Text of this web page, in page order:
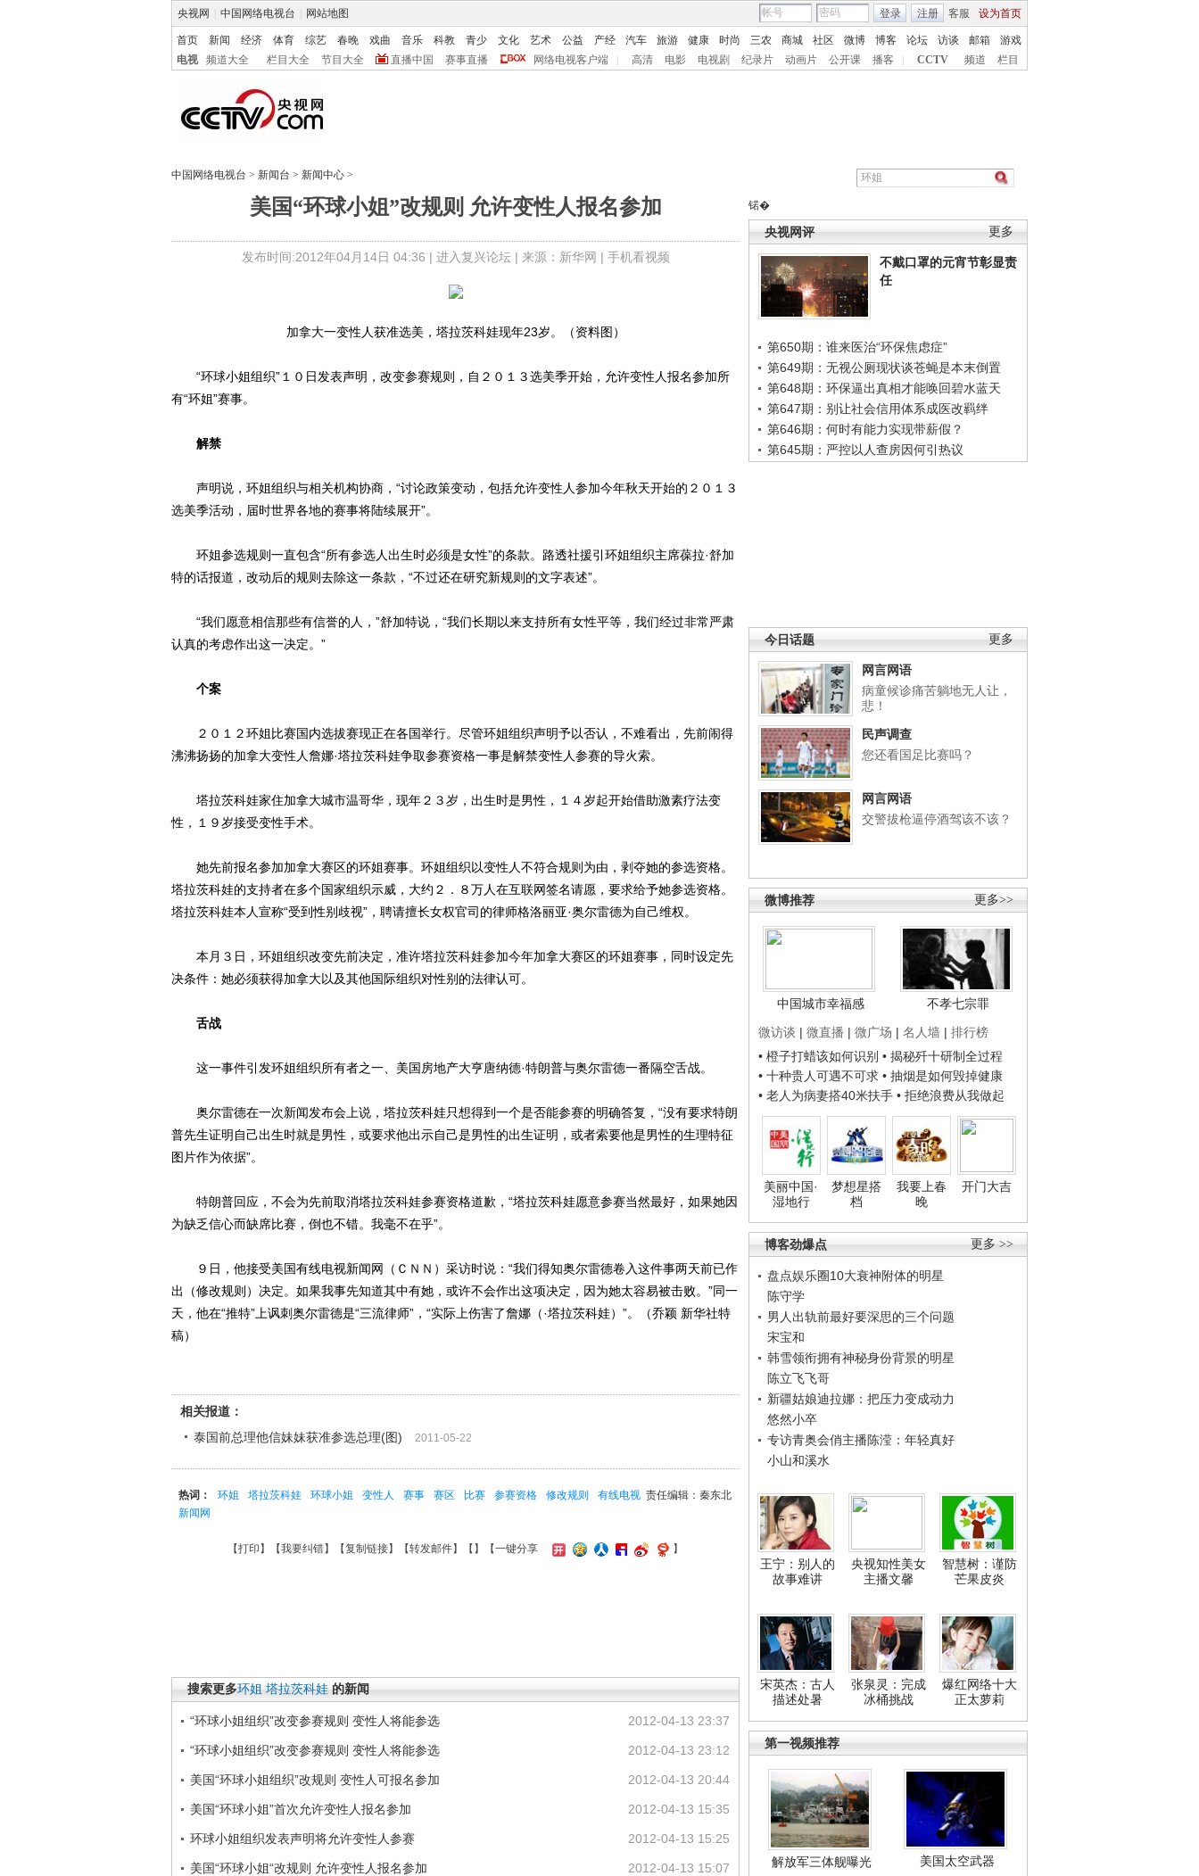
央视网 中国网络电视台 网站地图 客服 设为首页
登录 注册
首页 新闻 经济 体育 综艺 春晚 戏曲 音乐 科教 青少 文化 艺术 公益 产经 汽车 旅游 健康 时尚 三农 商城 社区 微博 博客 论坛 访谈 邮箱
游戏
电视
频道大全 栏目大全 节目大全 直播中国 赛事直播 网络电视客户端 高清 电影 电视剧 纪录片 动画片 公开课 播客 CCTV 频道 栏目
中国网络电视台 > 新闻台 > 新闻中心 >
美国“环球小姐”改规则 允许变性人报名参加
发布时间:2012年04月14日 04:36 | 进入复兴论坛| 来源：新华网 | 手机看视频
锘�
更多
央视网评
不戴口罩的元宵节彰显责
任
第650期：谁来医治“环保焦虑症”
第649期：无视公厕现状谈苍蝇是本末倒置
第648期：环保逼出真相才能唤回碧水蓝天
第647期：别让社会信用体系成医改羁绊
第646期：何时有能力实现带薪假？
第645期：严控以人查房因何引热议
更多
今日话题
网言网语
病童候诊痛苦躺地无人让，
悲！
民声调查
您还看国足比赛吗？
网言网语
交警拔枪逼停酒驾该不该？
更多>>
微博推荐
中国城市幸福感
不孝七宗罪
微访谈 | 微直播 | 微广场 | 名人墙 | 排行榜
• 橙子打蜡该如何识别 • 揭秘歼十研制全过程
• 十种贵人可遇不可求 • 抽烟是如何毁掉健康
• 老人为病妻搭40米扶手 • 拒绝浪费从我做起
美丽中国·
湿地行
梦想星搭
档
我要上春
晚
开门大吉
更多 >>
博客劲爆点
盘点娱乐圈10大衰神附体的明星
陈守学
男人出轨前最好要深思的三个问题
宋宝和
韩雪领衔拥有神秘身份背景的明星
陈立飞飞哥
新疆姑娘迪拉娜：把压力变成动力
悠然小卒
专访青奥会俏主播陈滢：年轻真好
小山和溪水
王宁：别人的
故事难讲
央视知性美女
主播文馨
智慧树：谨防
芒果皮炎
宋英杰：古人
描述处暑
张泉灵：完成
冰桶挑战
爆红网络十大
正太萝莉
第一视频推荐
解放军三体舰曝光 美国太空武器
加拿大一变性人获准选美，塔拉茨科娃现年23岁。（资料图）
“环球小姐组织”１０日发表声明，改变参赛规则，自２０１３选美季开始，允许变性人报名参加所
有“环姐”赛事。
解禁
声明说，环姐组织与相关机构协商，“讨论政策变动，包括允许变性人参加今年秋天开始的２０１３
选美季活动，届时世界各地的赛事将陆续展开”。
环姐参选规则一直包含“所有参选人出生时必须是女性”的条款。路透社援引环姐组织主席葆拉·舒加
特的话报道，改动后的规则去除这一条款，“不过还在研究新规则的文字表述”。
“我们愿意相信那些有信誉的人，”舒加特说，“我们长期以来支持所有女性平等，我们经过非常严肃
认真的考虑作出这一决定。”
个案
２０１２环姐比赛国内选拔赛现正在各国举行。尽管环姐组织声明予以否认，不难看出，先前闹得
沸沸扬扬的加拿大变性人詹娜·塔拉茨科娃争取参赛资格一事是解禁变性人参赛的导火索。
塔拉茨科娃家住加拿大城市温哥华，现年２３岁，出生时是男性，１４岁起开始借助激素疗法变
性，１９岁接受变性手术。
她先前报名参加加拿大赛区的环姐赛事。环姐组织以变性人不符合规则为由，剥夺她的参选资格。
塔拉茨科娃的支持者在多个国家组织示威，大约２．８万人在互联网签名请愿，要求给予她参选资格。
塔拉茨科娃本人宣称“受到性别歧视”，聘请擅长女权官司的律师格洛丽亚·奥尔雷德为自己维权。
本月３日，环姐组织改变先前决定，准许塔拉茨科娃参加今年加拿大赛区的环姐赛事，同时设定先
决条件：她必须获得加拿大以及其他国际组织对性别的法律认可。
舌战
这一事件引发环姐组织所有者之一、美国房地产大亨唐纳德·特朗普与奥尔雷德一番隔空舌战。
奥尔雷德在一次新闻发布会上说，塔拉茨科娃只想得到一个是否能参赛的明确答复，“没有要求特朗
普先生证明自己出生时就是男性，或要求他出示自己是男性的出生证明，或者索要他是男性的生理特征
图片作为依据”。
特朗普回应，不会为先前取消塔拉茨科娃参赛资格道歉，“塔拉茨科娃愿意参赛当然最好，如果她因
为缺乏信心而缺席比赛，倒也不错。我毫不在乎”。
９日，他接受美国有线电视新闻网（ＣＮＮ）采访时说：“我们得知奥尔雷德卷入这件事两天前已作
出（修改规则）决定。如果我事先知道其中有她，或许不会作出这项决定，因为她太容易被击败。”同一
天，他在“推特”上讽刺奥尔雷德是“三流律师”，“实际上伤害了詹娜（·塔拉茨科娃）”。（乔颖 新华社特
稿）
相关报道：
泰国前总理他信妹妹获准参选总理(图)
2011-05-22
责任编辑：秦东北
热词： 环姐 塔拉茨科娃 环球小姐 变性人 赛事 赛区 比赛 参赛资格 修改规则
有线电视
新闻网
【打印 】【我要纠错】【复制链接】【转发邮件】【 】 【一键分享 】
搜索更多环姐 塔拉茨科娃 的新闻
2012-04-13 23:37
“环球小姐组织”改变参赛规则 变性人将能参选
2012-04-13 23:12
“环球小姐组织”改变参赛规则 变性人将能参选
2012-04-13 20:44
美国“环球小姐组织”改规则 变性人可报名参加
2012-04-13 15:35
美国“环球小姐”首次允许变性人报名参加
2012-04-13 15:25
环球小姐组织发表声明将允许变性人参赛
2012-04-13 15:07
美国“环球小姐“改规则 允许变性人报名参加